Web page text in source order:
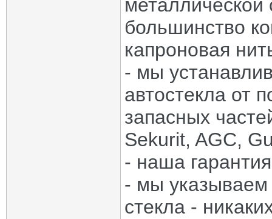
металлической
большинство
капроновая
- мы
автостекла от
запасных
Sekurit, AGC,
- наша
- мы указываем
стекла -